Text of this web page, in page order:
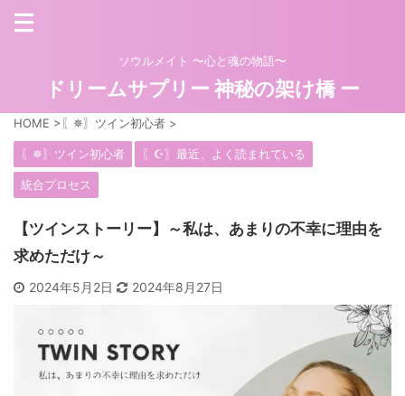
ソウルメイト 〜心と魂の物語〜
ドリームサプリー 神秘の架け橋 ー
HOME >〖✵〗ツイン初心者 >
〖✵〗ツイン初心者 〖☪︎〗最近、よく読まれている
統合プロセス
【ツインストーリー】～私は、あまりの不幸に理由を
求めただけ～
2024年5月2日 2024年8月27日